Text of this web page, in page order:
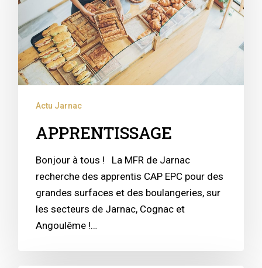
Actu Jarnac
APPRENTISSAGE
Bonjour à tous ! La MFR de Jarnac
recherche des apprentis CAP EPC pour des
grandes surfaces et des boulangeries, sur
les secteurs de Jarnac, Cognac et
Angoulême !…